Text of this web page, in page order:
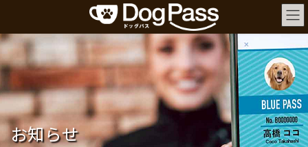
テ
ツ
へ
ス
ッ
プ
ゲ
シ
ョ
ン
移
動 お知らせ